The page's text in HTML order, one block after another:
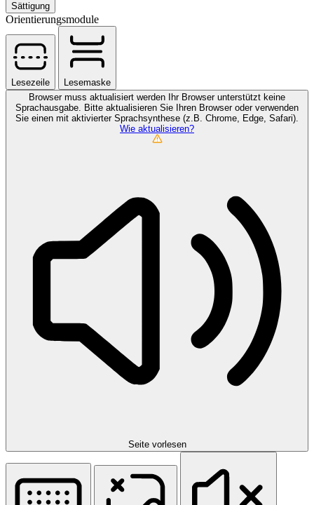
Sättigung
Orientierungsmodule
Lesezeile
Lesemaske
Browser muss aktualisiert werden
Ihr Browser unterstützt keine
Sprachausgabe. Bitte aktualisieren Sie Ihren Browser oder verwenden
Sie einen mit aktivierter Sprachsynthese (z.B. Chrome, Edge, Safari).
Wie aktualisieren?
Seite vorlesen